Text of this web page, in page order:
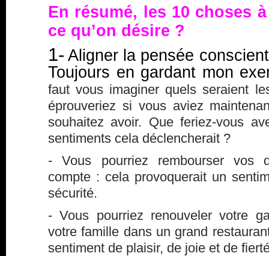
En résumé, les 10 choses
ce qu’on désire ?
1- Aligner la pensée
Toujours en gardant mon
faut vous imaginer quels seraient
éprouveriez si vous aviez
souhaitez avoir. Que feriez-vous
sentiments cela déclencherait ?
- Vous pourriez rembourser vos
compte : cela provoquerait un
sécurité.
- Vous pourriez renouveler votre
votre famille dans un grand
sentiment de plaisir, de joie et de